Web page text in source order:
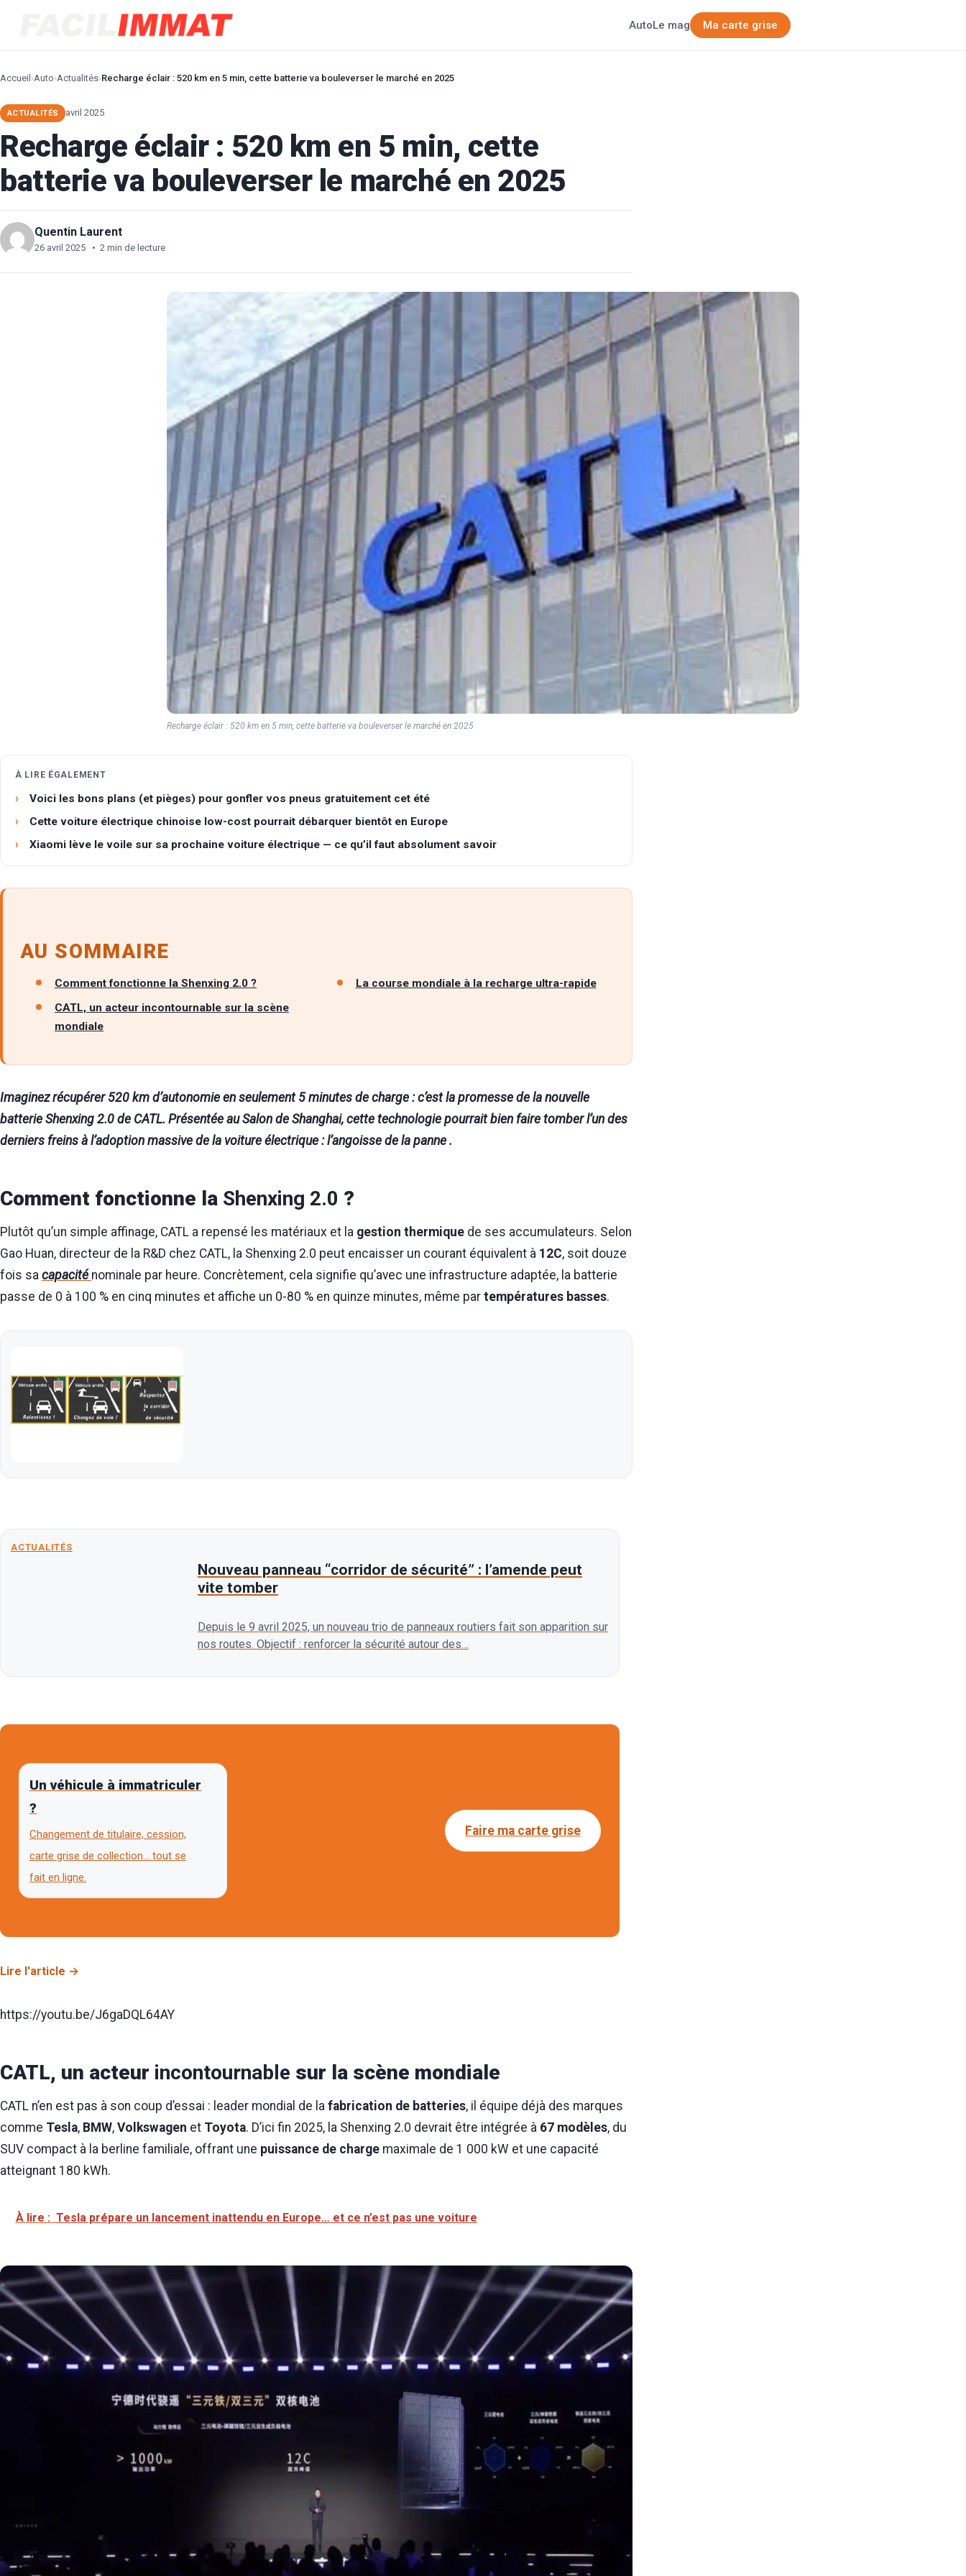
AutoLe mag Ma carte grise
Accueil ›Auto›Actualités›Recharge éclair : 520 km en 5 min, cette batterie va bouleverser le marché en 2025
ACTUALITÉS avril 2025
Recharge éclair : 520 km en 5 min, cette
batterie va bouleverser le marché en 2025
Quentin Laurent
26 avril 2025 • 2 min de lecture
Recharge éclair : 520 km en 5 min, cette batterie va bouleverser le marché en 2025
À LIRE ÉGALEMENT
Voici les bons plans (et pièges) pour gonfler vos pneus gratuitement cet été
Cette voiture électrique chinoise low-cost pourrait débarquer bientôt en Europe
Xiaomi lève le voile sur sa prochaine voiture électrique — ce qu’il faut absolument savoir
AU SOMMAIRE
Comment fonctionne la Shenxing 2.0 ?
CATL, un acteur incontournable sur la scène
mondiale
La course mondiale à la recharge ultra-rapide
Imaginez récupérer 520 km d’autonomie en seulement 5 minutes de charge : c’est la promesse de la nouvelle
batterie Shenxing 2.0 de CATL. Présentée au Salon de Shanghai, cette technologie pourrait bien faire tomber l’un des
derniers freins à l’adoption massive de la voiture électrique : l’angoisse de la panne .
Comment fonctionne la Shenxing 2.0 ?
Plutôt qu’un simple affinage, CATL a repensé les matériaux et la gestion thermique de ses accumulateurs. Selon
Gao Huan, directeur de la R&D chez CATL, la Shenxing 2.0 peut encaisser un courant équivalent à 12C, soit douze
fois sa capacité nominale par heure. Concrètement, cela signifie qu’avec une infrastructure adaptée, la batterie
passe de 0 à 100 % en cinq minutes et affiche un 0-80 % en quinze minutes, même par températures basses.
ACTUALITÉS
Nouveau panneau “corridor de sécurité” : l’amende peut
vite tomber
Depuis le 9 avril 2025, un nouveau trio de panneaux routiers fait son apparition sur
nos routes. Objectif : renforcer la sécurité autour des…
Un véhicule à immatriculer
?
Changement de titulaire, cession,
carte grise de collection… tout se
fait en ligne.
Faire ma carte grise
Lire l'article
https://youtu.be/J6gaDQL64AY
CATL, un acteur incontournable sur la scène mondiale
CATL n’en est pas à son coup d’essai : leader mondial de la fabrication de batteries, il équipe déjà des marques
comme Tesla, BMW, Volkswagen et Toyota. D’ici fin 2025, la Shenxing 2.0 devrait être intégrée à 67 modèles, du
SUV compact à la berline familiale, offrant une puissance de charge maximale de 1 000 kW et une capacité
atteignant 180 kWh.
À lire : Tesla prépare un lancement inattendu en Europe… et ce n’est pas une voiture